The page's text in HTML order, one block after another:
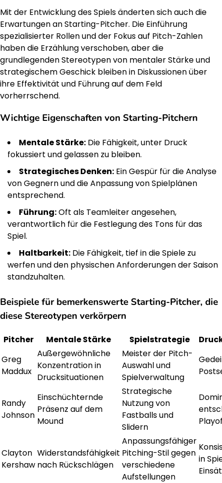
Mit der Entwicklung des Spiels änderten sich auch die
Erwartungen an Starting-Pitcher. Die Einführung
spezialisierter Rollen und der Fokus auf Pitch-Zahlen
haben die Erzählung verschoben, aber die
grundlegenden Stereotypen von mentaler Stärke und
strategischem Geschick bleiben in Diskussionen über
ihre Effektivität und Führung auf dem Feld
vorherrschend.
Wichtige Eigenschaften von Starting-Pitchern
Mentale Stärke: Die Fähigkeit, unter Druck
fokussiert und gelassen zu bleiben.
Strategisches Denken: Ein Gespür für die Analyse
von Gegnern und die Anpassung von Spielplänen
entsprechend.
Führung:Oft als Teamleiter angesehen,
verantwortlich für die Festlegung des Tons für das
Spiel.
Haltbarkeit: Die Fähigkeit, tief in die Spiele zu
werfen und den physischen Anforderungen der Saison
standzuhalten.
Beispiele für bemerkenswerte Starting-Pitcher, die
diese Stereotypen verkörpern
Pitcher Mentale Stärke Spielstrategie
Greg
Maddux
Außergewöhnliche
Konzentration in
Drucksituationen
Meister der Pitch-
Auswahl und
Spielverwaltung
Randy
Johnson
Einschüchternde
Präsenz auf dem
Mound
Strategische
Nutzung von
Fastballs und
Slidern
Clayton
Kershaw
Widerstandsfähigkeit
nach Rückschlägen
Anpassungsfähiger
Pitching-Stil gegen
verschiedene
Aufstellungen
in